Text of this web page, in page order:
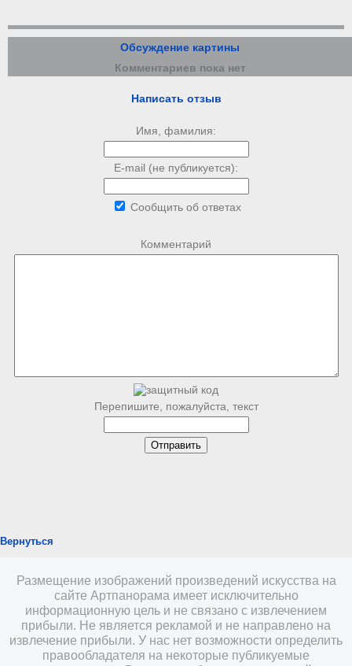
Обсуждение картины
Комментариев пока нет
Написать отзыв
Имя, фамилия:
E-mail (не публикуется):
Сообщить об ответах
Комментарий
Перепишите, пожалуйста, текст
Вернуться
Размещение изображений произведений искусства на
сайте Артпанорама имеет исключительно
информационную цель и не связано с извлечением
прибыли. Не является рекламой и не направлено на
извлечение прибыли. У нас нет возможности определить
правообладателя на некоторые публикуемые